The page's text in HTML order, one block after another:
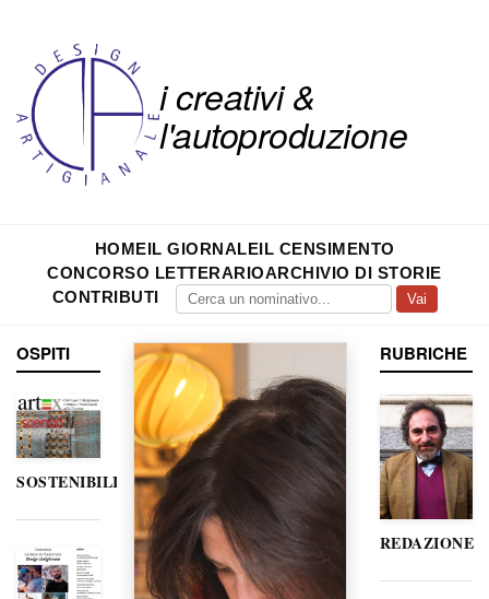
i creativi &
l'autoproduzione
HOMEIL GIORNALEIL CENSIMENTO
CONCORSO LETTERARIOARCHIVIO DI STORIE
CONTRIBUTI
Vai
OSPITI
SOSTENIBILITÀ
RUBRICHE
REDAZIONE